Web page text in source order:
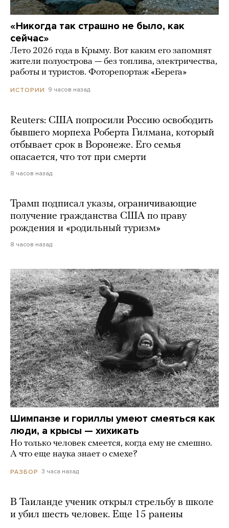
«Никогда так страшно не было, как
сейчас»
Лето 2026 года в Крыму. Вот каким его запомнят
жители полуострова — без топлива, электричества,
работы и туристов. Фоторепортаж «Берега»
ИСТОРИИ 9 часов назад
Reuters: США попросили Россию освободить
бывшего морпеха Роберта Гилмана, который
отбывает срок в Воронеже. Его семья
опасается, что тот при смерти
8 часов назад
Трамп подписал указы, ограничивающие
получение гражданства США по праву
рождения и «родильный туризм»
8 часов назад
Шимпанзе и гориллы умеют смеяться как
люди, а крысы — хихикать
Но только человек смеется, когда ему не смешно.
А что еще наука знает о смехе?
РАЗБОР 3 часа назад
В Таиланде ученик открыл стрельбу в школе
и убил шесть человек. Еще 15 ранены